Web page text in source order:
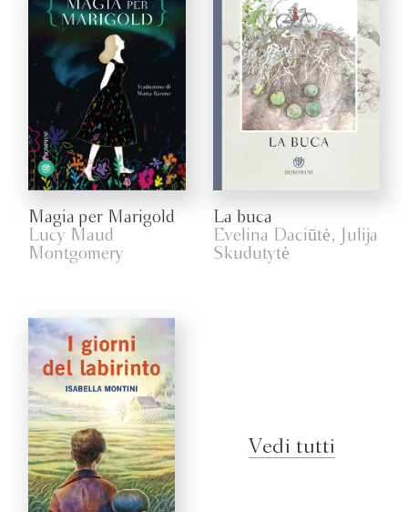
Magia per Marigold
Lucy Maud
Montgomery
La buca
Evelina Daciūtė, Julija
Skudutytė
Vedi tutti